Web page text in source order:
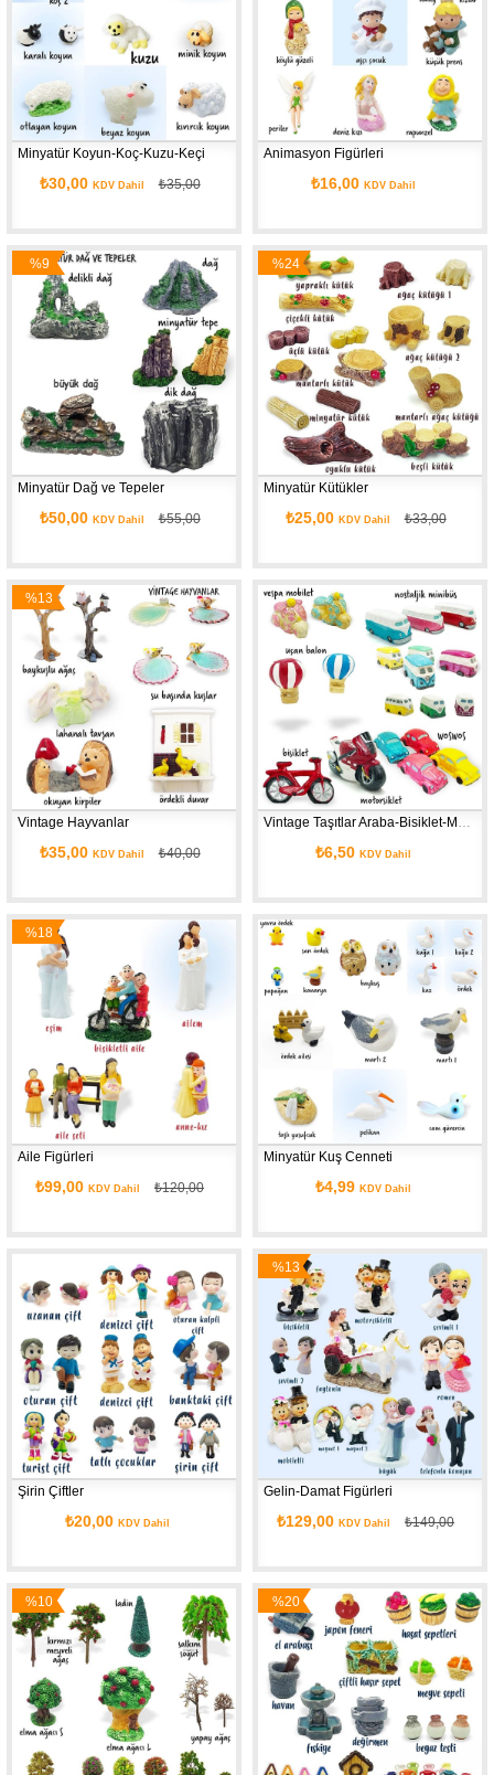
Minyatür Koyun-Koç-Kuzu-Keçi
₺30,00 KDV Dahil ₺35,00
Animasyon Figürleri
₺16,00 KDV Dahil
Minyatür Dağ ve Tepeler
₺50,00 KDV Dahil ₺55,00
%9
İndirim
Minyatür Kütükler
₺25,00 KDV Dahil ₺33,00
%24
İndirim
Vintage Hayvanlar
₺35,00 KDV Dahil ₺40,00
%13
İndirim
₺6,50 KDV Dahil
Aile Figürleri
₺99,00KDV Dahil ₺120,00
%18
İndirim
Minyatür Kuş Cenneti
₺4,99 KDV Dahil
Şirin Çiftler
₺20,00 KDV Dahil
Gelin-Damat Figürleri
₺129,00KDV Dahil ₺149,00
%13
İndirim
%10
İndirim
%20
İndirim